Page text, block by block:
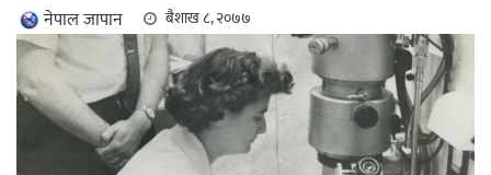
नेपाल जापान बैशाख ८, २०७७